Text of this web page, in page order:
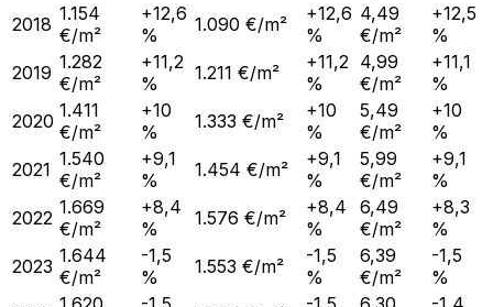
2018 1.154
€/m²
+12,6
%
1.090 €/m²
+12,6
%
4,49
€/m²
+12,5
%
2019 1.282
€/m²
+11,2
%
1.211 €/m²
+11,2
%
4,99
€/m²
+11,1
%
2020 1.411
€/m²
+10
%
1.333 €/m²
+10
%
5,49
€/m²
+10
%
2021 1.540
€/m²
+9,1
%
1.454 €/m²
+9,1
%
5,99
€/m²
+9,1
%
2022 1.669
€/m²
+8,4
%
1.576 €/m²
+8,4
%
6,49
€/m²
+8,3
%
2023 1.644
€/m²
-1,5
%
1.553 €/m²
-1,5
%
6,39
€/m²
-1,5
%